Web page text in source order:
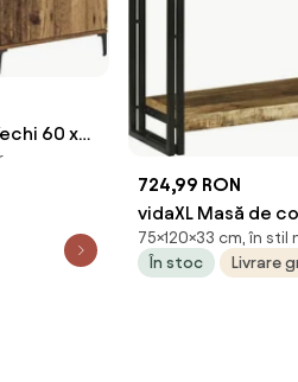
60 x
724,99 RON
vidaXL Masă de
75 cm Lemn de
75×120×33 cm, în
În stoc
Livrare